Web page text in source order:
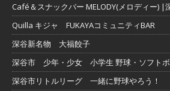
Café＆スナックバー MELODY(メロディー) |
Quilla キジャ FUKAYAコミュニティBAR
深谷新名物 大福餃子
深谷市 少年・少女 小学生 野球・ソフト
深谷市リトルリーグ 一緒に野球やろう！